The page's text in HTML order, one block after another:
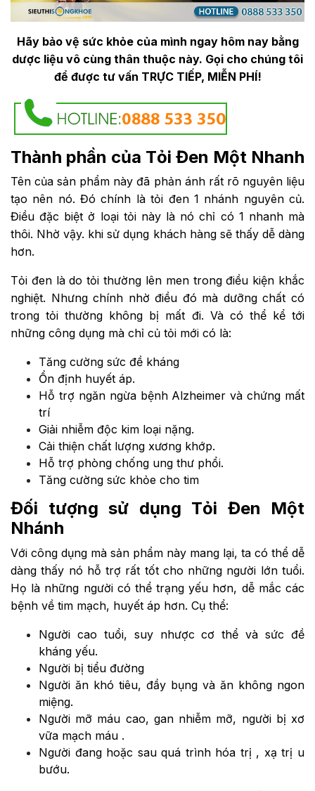
Hãy bảo vệ sức khỏe của mình ngay hôm nay bằng
dược liệu vô cùng thân thuộc này. Gọi cho chúng tôi
để được tư vấn TRỰC TIẾP, MIỄN PHÍ!
Thành phần của Tỏi Đen Một Nhanh
Tên của sản phẩm này đã phản ánh rất rõ nguyên liệu
tạo nên nó. Đó chính là tỏi đen 1 nhánh nguyên củ.
Điều đặc biệt ở loại tỏi này là nó chỉ có 1 nhanh mà
thôi. Nhờ vậy. khi sử dụng khách hàng sẽ thấy dễ dàng
hơn.
Tỏi đen là do tỏi thường lên men trong điều kiện khắc
nghiệt. Nhưng chính nhờ điều đó mà dưỡng chất có
trong tỏi thường không bị mất đi. Và có thể kể tới
những công dụng mà chỉ củ tỏi mới có là:
Tăng cường sức đề kháng
Ổn định huyết áp.
Hỗ trợ ngăn ngừa bệnh Alzheimer và chứng mất
trí
Giải nhiễm độc kim loại nặng.
Cải thiện chất lượng xương khớp.
Hỗ trợ phòng chống ung thư phổi.
Tăng cường sức khỏe cho tim
Đối tượng sử dụng Tỏi Đen Một
Nhánh
Với công dụng mà sản phẩm này mang lại, ta có thể dễ
dàng thấy nó hỗ trợ rất tốt cho những người lớn tuổi.
Họ là những người có thể trạng yếu hơn, dễ mắc các
bệnh về tim mạch, huyết áp hơn. Cụ thể:
Người cao tuổi, suy nhược cơ thể và sức đề
kháng yếu.
Người bị tiểu đường
Người ăn khó tiêu, đầy bụng và ăn không ngon
miệng.
Người mỡ máu cao, gan nhiễm mỡ, người bị xơ
vữa mạch máu .
Người đang hoặc sau quá trình hóa trị , xạ trị u
bướu.